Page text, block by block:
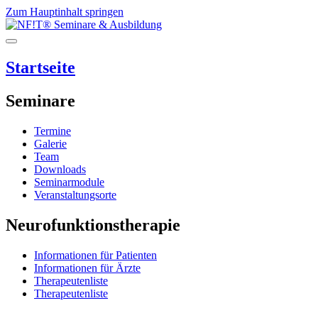
Zum Hauptinhalt springen
Startseite
Seminare
Termine
Galerie
Team
Downloads
Seminarmodule
Veranstaltungsorte
Neurofunktionstherapie
Informationen für Patienten
Informationen für Ärzte
Therapeutenliste
Therapeutenliste